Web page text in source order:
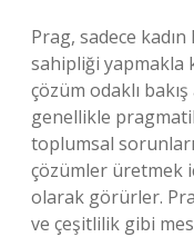
Prag, sadece
sahipliği yapmakla
çözüm odaklı
genellikle
toplumsal
çözümler üretmek
olarak görürler.
ve çeşitlilik gibi